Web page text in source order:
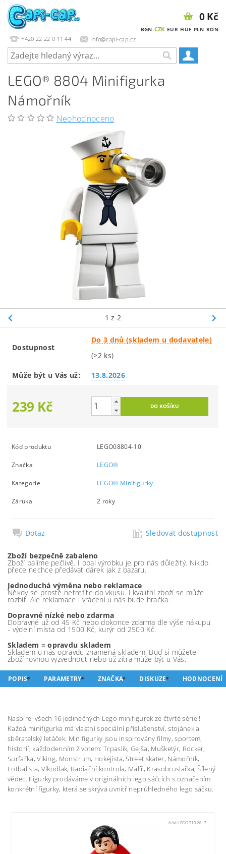
+420 22 22 0 11 44 info@capi-cap.cz
BGN CZK EUR HUF PLN RON
0 Kč
LEGO® 8804 Minifigurka
Námořník
Neohodnoceno
1 z 2
Dostupnost
Do 3 dnů (skladem u dodavatele)
(>2 ks)
Může být u Vás už: 13.8.2026
239 Kč
Kód produktu LEGO08804-10
Značka LEGO®
Kategorie LEGO® Minifigurky
Záruka 2 roky
Dotaz Sledovat dostupnost
Zboží bezpečně zabaleno
Zboží balíme pečlivě. I obal výrobku je pro nás důležitý. Nikdo
přece nechce předávat dárek jak z bazaru.
Jednoduchá výměna nebo reklamace
Někdy se prostě netrefíte do vkusu. I kvalitní zboží se může
rozbít. Ale reklamace i vrácení u nás bude hračka.
Dopravné nízké nebo zdarma
Dopravné už od 45 Kč nebo dokonce zdarma dle výše nákupu
- výdejní místa od 1500 Kč, kurýr od 2500 Kč.
Skladem = opravdu skladem
Skladem u nás opravdu znamená skladem. Buď si můžete
zboží rovnou vyzvednout nebo už zítra může být u Vás.
POPIS PARAMETRY ZNAČKA DISKUZE HODNOCENÍ
Nasbírej všech 16 jedinečných Lego minifigurek ze čtvrté série !
Každá minifigurka má vlastní speciální příslušenství, stojánek a
sběratelský letáček. Minifigurky jsou inspirovány filmy, sportem,
historií, každodenním životem: Trpaslík, Gejša, Mušketýr, Rocker,
Surfařka, Viking, Monstrum, Hokejista, Street skater, Námořník,
Fotbalista, Vlkodlak, Radiační kontrola, Malíř, Krasobruslařka, Šílený
vědec. Figurky prodáváme v originálních lego sáčcích s označením
konkrétní figurky, která se skrývá uvnitř neprůhledného lego sáčku.
Kód:LEGO71026-7